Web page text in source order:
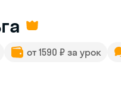
от 1590 ₽ за урок